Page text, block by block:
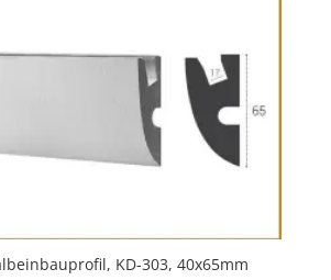
KD-303, 40x65mm